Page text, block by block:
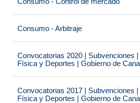
Consumo - Arbitraje
Convocatorias 2020 | Subvenciones
Física y Deportes | Gobierno de
Convocatorias 2017 | Subvenciones
Física y Deportes | Gobierno de